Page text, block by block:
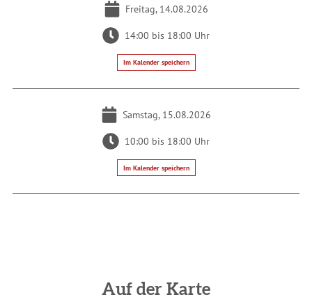
Freitag, 14.08.2026
14:00 bis 18:00 Uhr
Im Kalender speichern
Samstag, 15.08.2026
10:00 bis 18:00 Uhr
Im Kalender speichern
Auf der Karte